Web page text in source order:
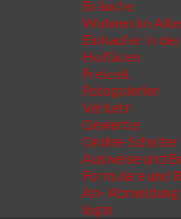
Bräuche
Wohnen im
Einkaufen in
Hofläden
Freizeit
Fotogalerien
Verkehr
Gewerbe
Online-Schalter
Ausweise und
Formulare und
An-
login